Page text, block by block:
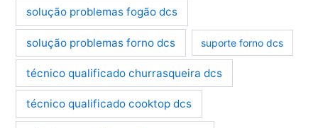
solução problemas fogão dcs
solução problemas forno dcs suporte forno dcs
técnico qualificado churrasqueira dcs
técnico qualificado cooktop dcs